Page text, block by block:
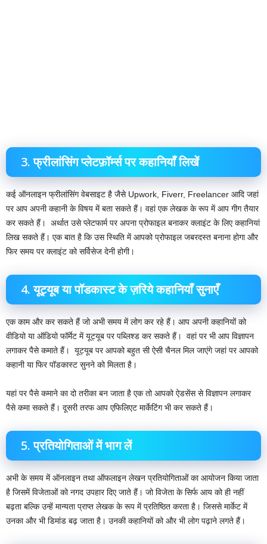
3. फ्रीलांसिंग प्लेटफ़ॉर्म्स पर कहानियाँ लिखें
कई ऑनलाइन फ्रीलांसिंग वेबसाइट है जैसे Upwork, Fiverr, Freelancer आदि जहां
पर आप अपनी कहानी के विषय में बता सकते हैं। वहां एक लेखक के रूप में आप गीग तैयार
कर सकते हैं। ‌ अर्थात उसे प्लेटफार्म पर अपना प्रोफाइल बनाकर क्लाइंट के लिए कहानियां
लिख सकते हैं। एक बात है कि उस स्थिति में आपको प्रोफाइल जबरदस्त बनाना होगा और
फिर समय पर क्लाइंट को सर्विसेज देनी होगी।
4. यूट्यूब या पॉडकास्ट के ज़रिये कहानियाँ सुनाएँ
एक काम और कर सकते हैं जो अभी समय में लोग कर रहे हैं। आप अपनी कहानियों को
वीडियो या ऑडियो फॉर्मेट में यूट्यूब पर पब्लिश्ड कर सकते हैं। ‌ वहां पर भी आप विज्ञापन
लगाकर पैसे कमाते हैं। ‌ यूट्यूब पर आपको बहुत सी ऐसी चैनल मिल जाएंगे जहां पर आपको
कहानी या फिर पॉडकास्ट सुनने को मिलता है। ‌
यहां पर पैसे कमाने का दो तरीका बन जाता है एक तो आपको ऐडसेंस से विज्ञापन लगाकर
पैसे कमा सकते हैं। दूसरी तरफ आप एफिलिएट मार्केटिंग भी कर सकते हैं। ‌
5. प्रतियोगिताओं में भाग लें
अभी के समय में ऑनलाइन तथा ऑफलाइन लेखन प्रतियोगिताओं का आयोजन किया जाता
है जिसमें विजेताओं को नगद उपहार दिए जाते हैं। जो विजेता के सिर्फ आय को ही नहीं
बढ़ता बल्कि उन्हें मान्यता प्राप्त लेखक के रूप में प्रतिष्ठित करता है। जिससे मार्केट में
उनका और भी डिमांड बढ़ जाता है। उनकी कहानियों को और भी लोग पढ़ाने लगते हैं।